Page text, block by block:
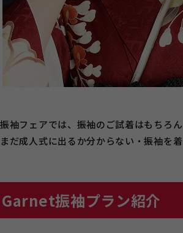
振袖フェアでは、振袖のご試着はもちろ
まだ成人式に出るか分からない・振袖を
Garnet振袖プラン紹介